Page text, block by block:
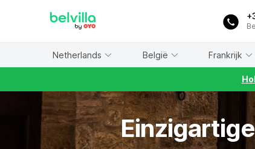
Netherlands België Frankrijk